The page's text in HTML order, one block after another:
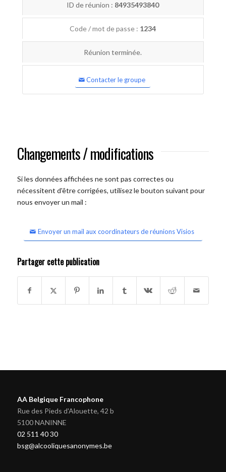
ID de réunion : 84935493840
Code / mot de passe : 1234
Réunion terminée.
Contacter le groupe
Changements / modifications
Si les données affichées ne sont pas correctes ou
nécessitent d'être corrigées, utilisez le bouton suivant pour
nous envoyer un mail :
Envoyer un mail aux coordinateurs de réunions Visios
Partager cette publication
AA Belgique Francophone
Rue des Pieds d'Alouette, 42 b
5100 NANINNE
02 511 40 30
bsg@alcooliquesanonymes.be